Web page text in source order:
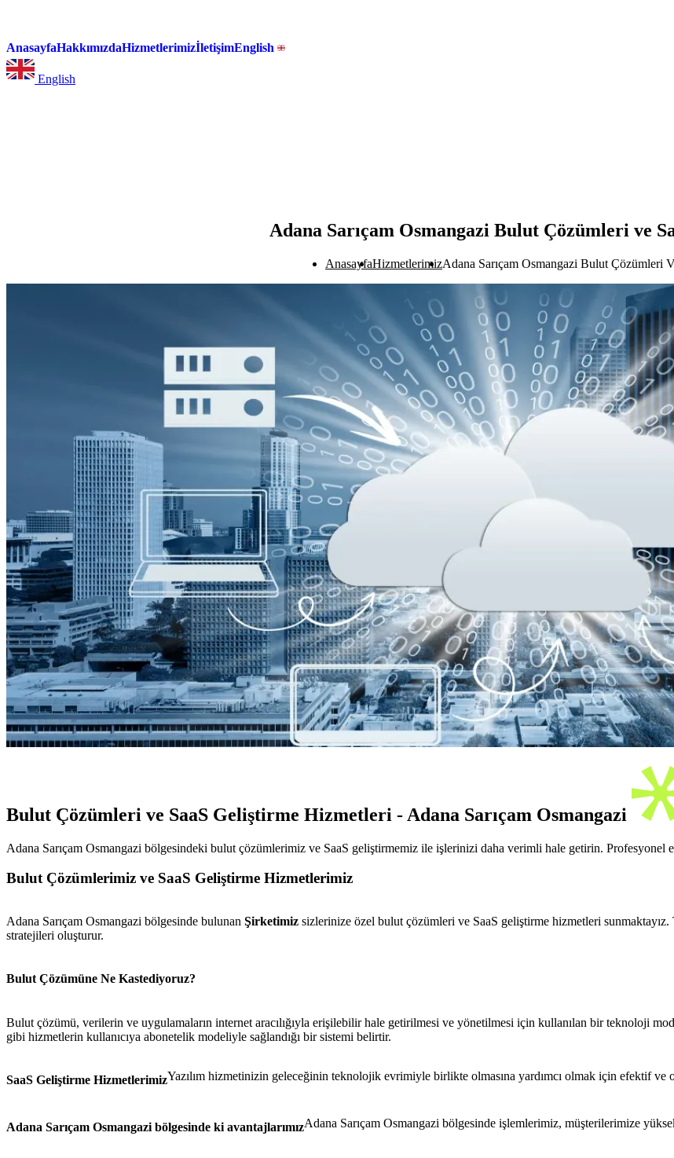
AnasayfaHakkımızdaHizmetlerimizİletişimEnglish
English
Adana Sarıçam Osmangazi Bulut Çözümleri ve
AnasayfaHizmetlerimizAdana Sarıçam Osmangazi Bulut Çözümleri
Bulut Çözümleri ve SaaS Geliştirme Hizmetleri - Adana Sarıçam Osmangazi
Adana Sarıçam Osmangazi bölgesindeki bulut çözümlerimiz ve SaaS geliştirmemiz ile işlerinizi daha verimli hale getirin.
Bulut Çözümlerimiz ve SaaS Geliştirme Hizmetlerimiz
Adana Sarıçam Osmangazi bölgesinde bulunan Şirketimiz sizlerinize özel bulut çözümleri ve SaaS geliştirme hizmetleri
stratejileri oluşturur.
Bulut Çözümüne Ne Kastediyoruz?
Bulut çözümü, verilerin ve uygulamaların internet aracılığıyla erişilebilir hale getirilmesi ve yönetilmesi için kullanılan bir teknoloji
gibi hizmetlerin kullanıcıya abonetelik modeliyle sağlandığı bir sistemi belirtir.
SaaS Geliştirme HizmetlerimizYazılım hizmetinizin geleceğinin teknolojik evrimiyle birlikte olmasına yardımcı olmak için efektif
Adana Sarıçam Osmangazi bölgesinde ki avantajlarımızAdana Sarıçam Osmangazi bölgesinde işlemlerimiz, müşterilerimize